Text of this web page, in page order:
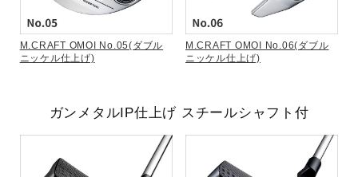
M.CRAFT OMOI No.05(ダブル
ニッケル仕上げ)
M.CRAFT OMOI No.06(ダブル
ニッケル仕上げ)
ガンメタルIP仕上げ スチールシャフト付